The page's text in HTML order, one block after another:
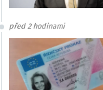
před 2 hodinami